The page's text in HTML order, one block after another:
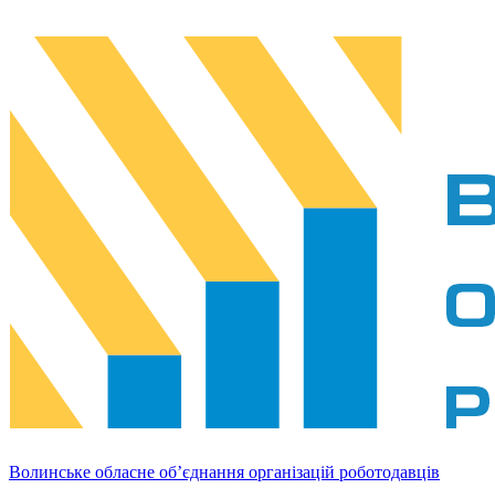
Волинське обласне об’єднання організацій роботодавців